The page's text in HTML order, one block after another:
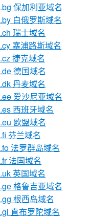
.bg 保加利亚域名
.by 白俄罗斯域名
.ch 瑞士域名
.cy 塞浦路斯域名
.cz 捷克域名
.de 德国域名
.dk 丹麦域名
.ee 爱沙尼亚域名
.es 西班牙域名
.eu 欧盟域名
.fi 芬兰域名
.fo 法罗群岛域名
.fr 法国域名
.uk 英国域名
.ge 格鲁吉亚域名
.gg 根西岛域名
.gi 直布罗陀域名